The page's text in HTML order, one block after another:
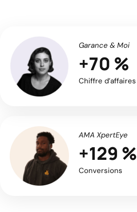
Garance & Moi
+70 %
Chiffre d’affaires
AMA XpertEye
+129 %
Conversions